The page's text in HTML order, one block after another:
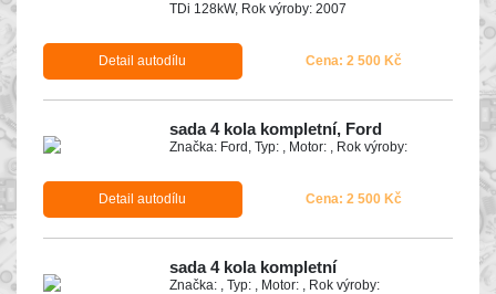
TDi 128kW, Rok výroby: 2007
Detail autodílu Cena: 2 500 Kč
sada 4 kola kompletní, Ford
Značka: Ford, Typ: , Motor: , Rok výroby:
Detail autodílu Cena: 2 500 Kč
sada 4 kola kompletní
Značka: , Typ: , Motor: , Rok výroby: